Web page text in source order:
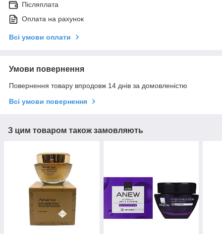
Післяплата
Оплата на рахунок
Всі умови оплати
Умови повернення
Повернення товару впродовж 14 днів за домовленістю
Всі умови повернення
З цим товаром також замовляють